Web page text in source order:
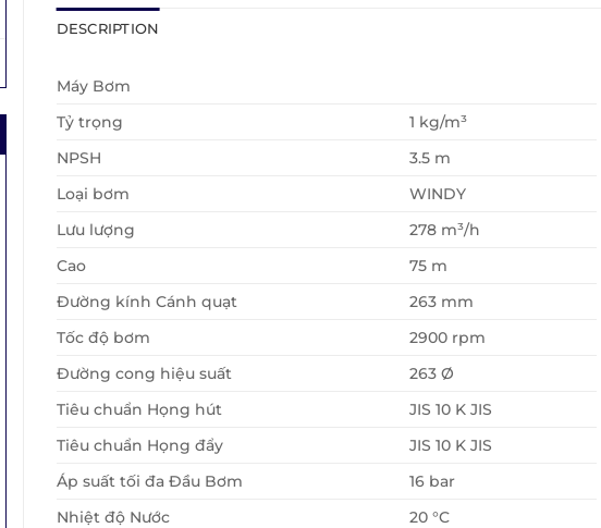
DESCRIPTION
Máy Bơm
Tỷ trọng
1 kg/m³
NPSH
3.5 m
Loại bơm
WINDY
Lưu lượng
278 m³/h
Cao
75 m
Đường kính Cánh quạt
263 mm
Tốc độ bơm
2900 rpm
Đường cong hiệu suất
263 Ø
Tiêu chuẩn Họng hút
JIS 10 K JIS
Tiêu chuẩn Họng đẩy
JIS 10 K JIS
Áp suất tối đa Đầu Bơm
16 bar
Nhiệt độ Nước
20 °C